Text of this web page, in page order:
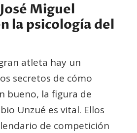
Miguel
la psicología del
atleta hay un
secretos de cómo
bueno, la figura de
Unzué es vital. Ellos
de competición